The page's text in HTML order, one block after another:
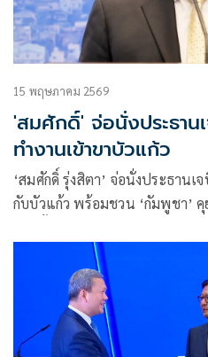
15 พฤษภาคม 2569
'สมศักดิ์' จ่อนั่งประธาน
ทำงานเข้าขาบัวแก้ว
‘สมศักดิ์ รุ่งสิตา’ จ่อนั่งประธานเ
กับบัวแก้ว พร้อมชวน ‘กัมพูชา’